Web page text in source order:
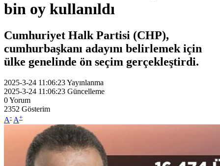
bin oy kullanıldı
Cumhuriyet Halk Partisi (CHP),
cumhurbaşkanı adayını belirlemek için
ülke genelinde ön seçim gerçekleştirdi.
2025-3-24 11:06:23Yayınlanma
2025-3-24 11:06:23 Güncelleme
0Yorum
2352 Gösterim
A- A+